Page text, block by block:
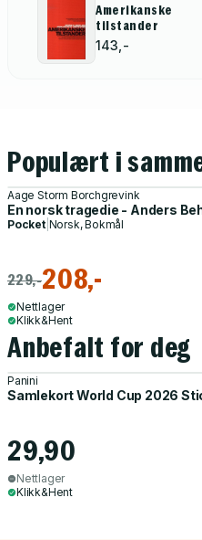
Amerikanske
tilstander
143,-
Populært i
Aage Storm Borchgrevink
En norsk tragedie - Anders
Pocket| Norsk, Bokmål
229,-208,-
Nettlager
Klikk&Hent
Anbefalt for deg
Panini
Samlekort World Cup 2026
29,90
Nettlager
Klikk&Hent